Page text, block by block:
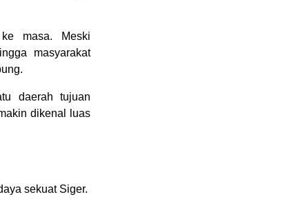
masa. Meski
masyarakat
daerah tujuan
dikenal luas
sekuat Siger.